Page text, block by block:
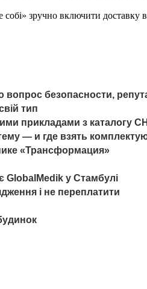
зручно включити доставку
безопасности,
тип
прикладами з каталогу
— и где взять
«Трансформация»
GlobalMedik у Стамбулі
і не переплатити